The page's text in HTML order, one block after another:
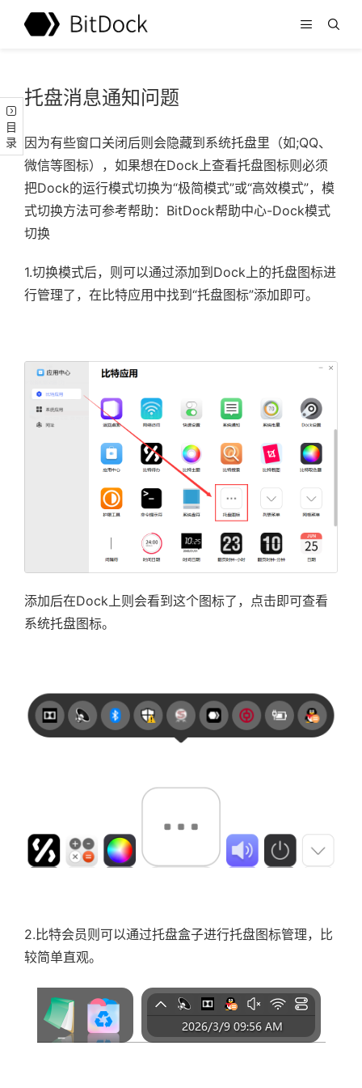
目录
托盘消息通知问题
因为有些窗口关闭后则会隐藏到系统托盘里 （如;QQ、
微信等图标） ， 如果想在Dock上查看托盘图标则必须
把Dock的运行模式切换为“极简模式”或“高效模式”，模
式切换方法可参考帮助： BitDock帮助中心-Dock模式
切换
1.切换模式后，则可以通过添加到Dock上的托盘图标进
行管理了，在比特应用中找到“托盘图标”添加即可。
添加后在Dock上则会看到这个图标了，点击即可查看
系统托盘图标。
2.比特会员则可以通过托盘盒子进行托盘图标管理，比
较简单直观。